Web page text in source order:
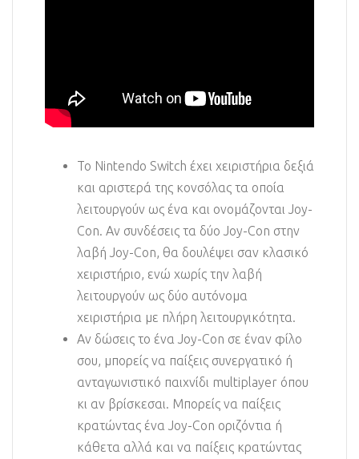
Το Nintendo Switch έχει χειριστήρια δεξιά
και αριστερά της κονσόλας τα οποία
λειτουργούν ως ένα και ονομάζονται Joy-
Con. Αν συνδέσεις τα δύο Joy-Con στην
λαβή Joy-Con, θα δουλέψει σαν κλασικό
χειριστήριο, ενώ χωρίς την λαβή
λειτουργούν ως δύο αυτόνομα
χειριστήρια με πλήρη λειτουργικότητα.
Αν δώσεις το ένα Joy-Con σε έναν φίλο
σου, μπορείς να παίξεις συνεργατικό ή
ανταγωνιστικό παιχνίδι multiplayer όπου
κι αν βρίσκεσαι. Μπορείς να παίξεις
κρατώντας ένα Joy-Con οριζόντια ή
κάθετα αλλά και να παίξεις κρατώντας